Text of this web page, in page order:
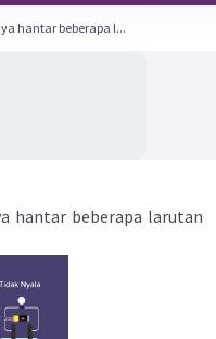
hantar beberapa l...
hantar beberapa larutan